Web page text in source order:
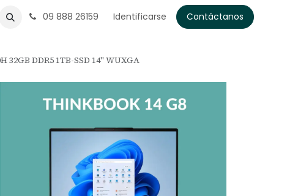
09 888 26159 Identificarse Contáctanos
DDR5 1TB-SSD 14" WUXGA